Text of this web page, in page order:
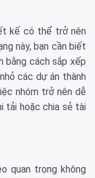
kế có thể trở nên
này, bạn cần biết
bằng cách sắp xếp
các dự án thành
nhóm trở nên dễ
tải hoặc chia sẻ tài
quan trọng không